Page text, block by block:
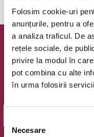
Folosim cookie-uri
anunțurile, pentru a
a analiza traficul. De
rețele sociale, de
privire la modul în
pot combina cu alte
în urma folosirii
consimțământului
Necesare
Oferte exclusive si o